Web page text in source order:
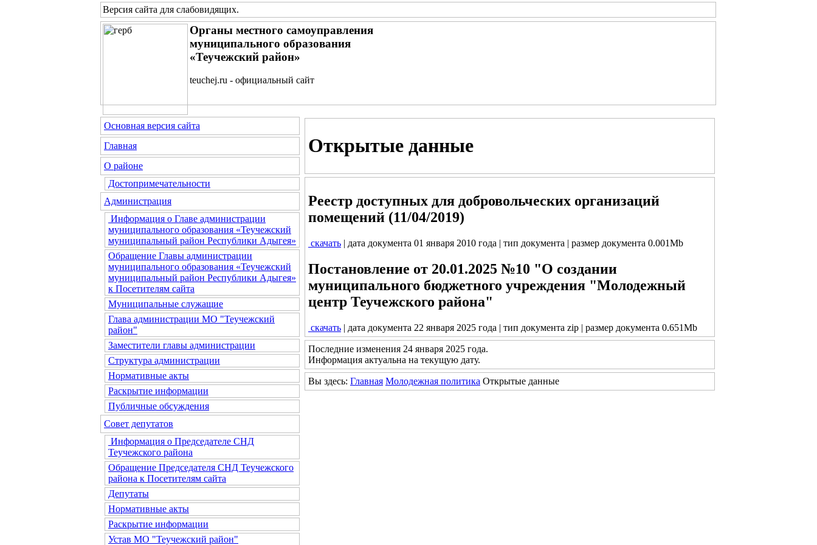
Версия сайта для слабовидящих.
Органы местного самоуправления
муниципального образования
«Теучежский район»
teuchej.ru - официальный сайт
Основная версия сайта
Главная
О районе
Достопримечательности
Администрация
Информация о Главе администрации
муниципального образования «Теучежский
муниципальный район Республики Адыгея»
Обращение Главы администрации
муниципального образования «Теучежский
муниципальный район Республики Адыгея»
к Посетителям сайта
Муниципальные служащие
Глава администрации МО "Теучежский
район"
Заместители главы администрации
Структура администрации
Нормативные акты
Раскрытие информации
Публичные обсуждения
Совет депутатов
Информация о Председателе СНД
Теучежского района
Обращение Председателя СНД Теучежского
района к Посетителям сайта
Депутаты
Нормативные акты
Раскрытие информации
Устав МО "Теучежский район"
Открытые данные
Реестр доступных для добровольческих организаций
помещений (11/04/2019)
скачать | дата документа 01 января 2010 года | тип документа | размер документа 0.001Mb
Постановление от 20.01.2025 №10 "О создании
муниципального бюджетного учреждения "Молодежный
центр Теучежского района"
скачать | дата документа 22 января 2025 года | тип документа zip | размер документа 0.651Mb
Последние изменения 24 января 2025 года.
Информация актуальна на текущую дату.
Вы здесь: Главная Молодежная политика Открытые данные